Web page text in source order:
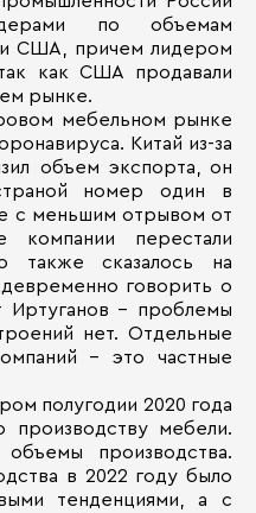
по объемам
и США, причем лидером
как США продавали
рынке.
мебельном рынке
Китай из-за
объем экспорта, он
номер один в
с меньшим отрывом от
компании перестали
также сказалось на
говорить о
Иртуганов - проблемы
нет. Отдельные
- это частные
полугодии 2020 года
мебели.
производства.
в 2022 году было
тенденциями, а с